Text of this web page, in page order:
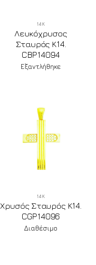
14Κ
Λευκόχρυσος
Σταυρός Κ14.
CBP14094
Εξαντλήθηκε
14Κ
Χρυσός Σταυρός Κ14.
CGP14096
Διαθέσιμο